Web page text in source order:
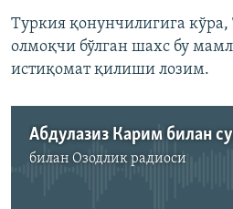
Туркия қонунчилигига
олмоқчи бўлган шахс бу
истиқомат қилиши лозим.
Абдулазиз Карим билан
билан Озодлик радиоси
Айни дамда медиа-